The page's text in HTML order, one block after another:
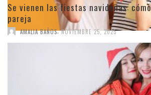
Se vienen las fiestas navideñas:
pareja
AMALIA BAÑOS, NOVIEMBRE 25, 2025